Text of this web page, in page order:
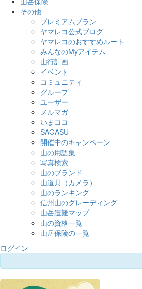
その他
プレミアムプラン
ヤマレコ公式ブログ
ヤマレコのおすすめルート
みんなのMyアイテム
山行計画
イベント
コミュニティ
グループ
ユーザー
メルマガ
いまココ
SAGASU
開催中のキャンペーン
山の用語集
写真検索
山のブランド
山道具（カメラ）
山のランキング
信州山のグレーディング
山岳遭難マップ
山の資格一覧
山岳保険の一覧
ログイン